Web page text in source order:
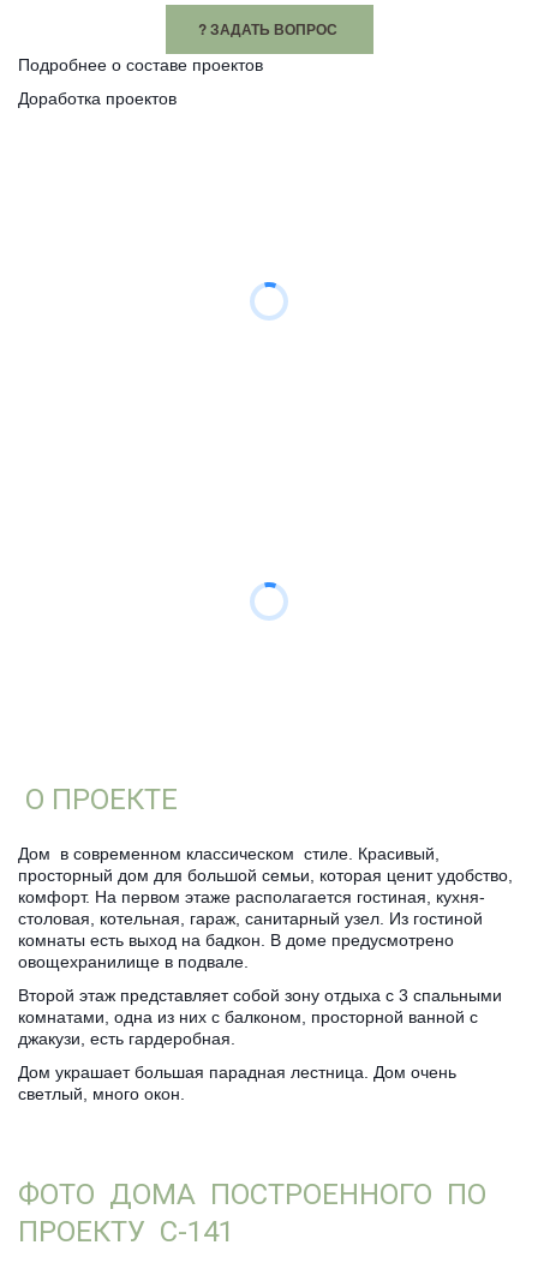
? ЗАДАТЬ ВОПРОС
Подробнее о составе проектов
Доработка проектов
О ПРОЕКТЕ
Дом в современном классическом стиле. Красивый,
просторный дом для большой семьи, которая ценит удобство,
комфорт. На первом этаже располагается гостиная, кухня-
столовая, котельная, гараж, санитарный узел. Из гостиной
комнаты есть выход на бадкон. В доме предусмотрено
овощехранилище в подвале.
Второй этаж представляет собой зону отдыха с 3 спальными
комнатами, одна из них с балконом, просторной ванной с
джакузи, есть гардеробная.
Дом украшает большая парадная лестница. Дом очень
светлый, много окон.
­ФОТО ДОМА ПОСТРОЕННОГО ПО
ПРОЕКТУ С-141­